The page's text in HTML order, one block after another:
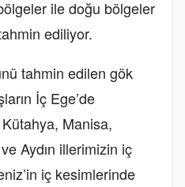
ile doğu bölgeler
ediliyor.
tahmin edilen gök
İç Ege’de
Manisa,
Aydın illerimizin iç
iç kesimlerinde